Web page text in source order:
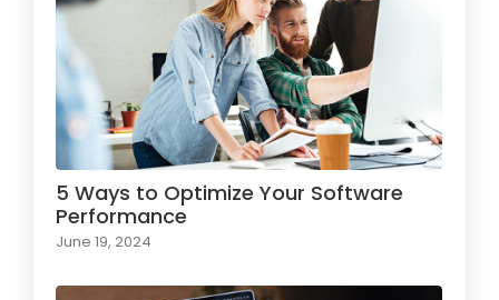
5 Ways to Optimize Your Software
Performance
June 19, 2024